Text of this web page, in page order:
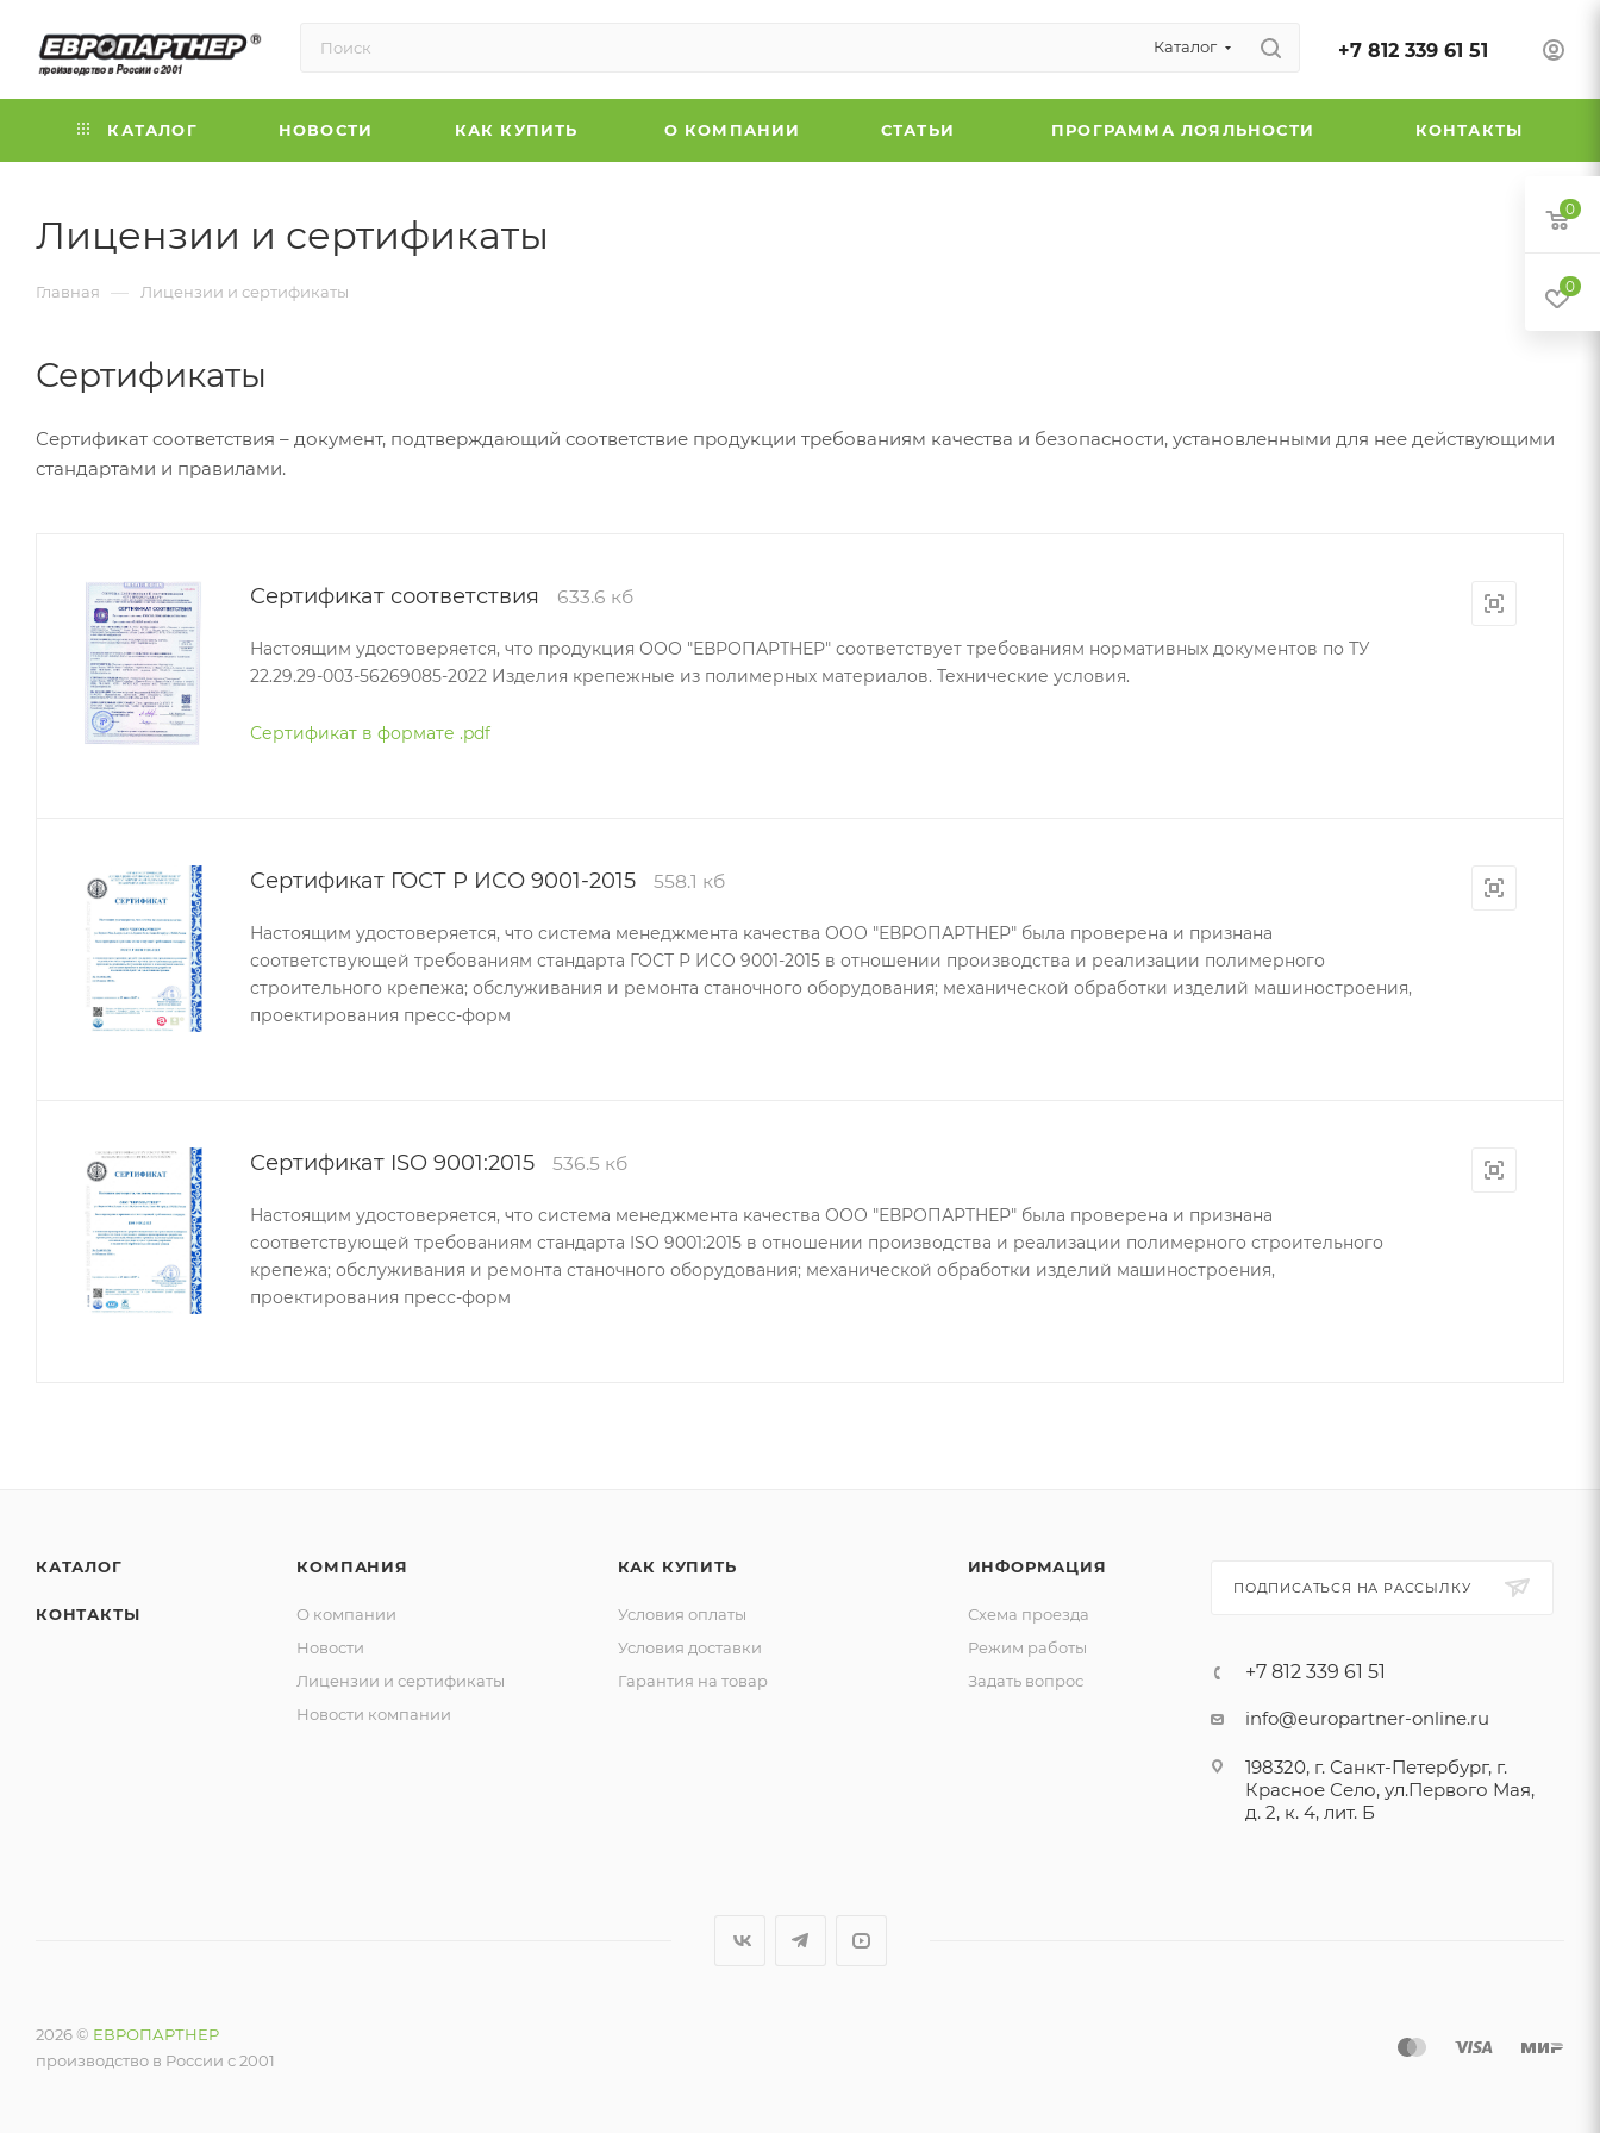
Каталог +7 812 339 61 51
КАТАЛОГ НОВОСТИ КАК КУПИТЬ О КОМПАНИИ СТАТЬИ ПРОГРАММА ЛОЯЛЬНОСТИ КОНТАКТЫ
Лицензии и сертификаты
Главная — Лицензии и сертификаты
Сертификаты
Сертификат соответствия – документ, подтверждающий соответствие продукции требованиям качества и безопасности, установленными для нее действующими
стандартами и правилами.
Сертификат соответствия 633.6 кб
Настоящим удостоверяется, что продукция ООО "ЕВРОПАРТНЕР" соответствует требованиям нормативных документов по ТУ
22.29.29-003-56269085-2022 Изделия крепежные из полимерных материалов. Технические условия.
Сертификат в формате .pdf
Сертификат ГОСТ Р ИСО 9001-2015 558.1 кб
Настоящим удостоверяется, что система менеджмента качества ООО "ЕВРОПАРТНЕР" была проверена и признана
соответствующей требованиям стандарта ГОСТ Р ИСО 9001-2015 в отношении производства и реализации полимерного
строительного крепежа; обслуживания и ремонта станочного оборудования; механической обработки изделий машиностроения,
проектирования пресс-форм
Сертификат ISO 9001:2015 536.5 кб
Настоящим удостоверяется, что система менеджмента качества ООО "ЕВРОПАРТНЕР" была проверена и признана
соответствующей требованиям стандарта ISO 9001:2015 в отношении производства и реализации полимерного строительного
крепежа; обслуживания и ремонта станочного оборудования; механической обработки изделий машиностроения,
проектирования пресс-форм
КАТАЛОГ
КОНТАКТЫ
КОМПАНИЯ
О компании
Новости
Лицензии и сертификаты
Новости компании
КАК КУПИТЬ
Условия оплаты
Условия доставки
Гарантия на товар
ИНФОРМАЦИЯ
Схема проезда
Режим работы
Задать вопрос
ПОДПИСАТЬСЯ НА РАССЫЛКУ
+7 812 339 61 51
info@europartner-online.ru
198320, г. Санкт-Петербург, г.
Красное Село, ул.Первого Мая,
д. 2, к. 4, лит. Б
2026 © ЕВРОПАРТНЕР
производство в России с 2001
0
0